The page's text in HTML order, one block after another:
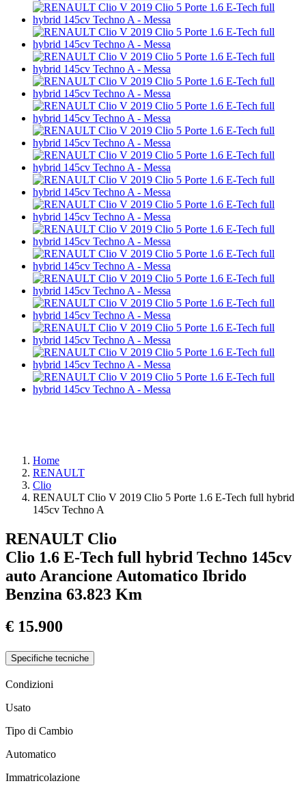
Home
RENAULT
Clio
RENAULT Clio V 2019 Clio 5 Porte 1.6 E-Tech full hybrid
145cv Techno A
RENAULT Clio
Clio 1.6 E-Tech full hybrid Techno 145cv
auto Arancione Automatico Ibrido
Benzina 63.823 Km
€ 15.900
Specifiche tecniche
Condizioni
Usato
Tipo di Cambio
Automatico
Immatricolazione